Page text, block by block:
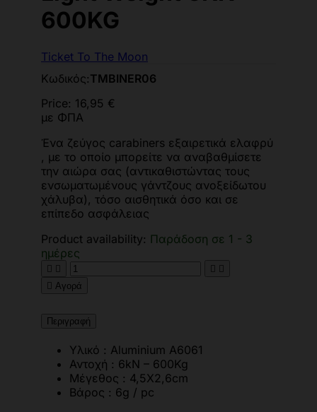
600KG
Ticket To The Moon
Κωδικός:TMBINER06
Price: 16,95 €
με ΦΠΑ
Ένα ζεύγος carabiners εξαιρετικά ελαφρύ
, με το οποίο μπορείτε να αναβαθμίσετε
την αιώρα σας (αντικαθιστώντας τους
ενσωματωμένους γάντζους ανοξείδωτου
χάλυβα), τόσο αισθητικά όσο και σε
επίπεδο ασφάλειας
Product availability: Παράδοση σε 1 - 3
ημέρες
   
 Αγορά
Περιγραφή
Υλικό : Aluminium A6061
Αντοχή : 6kN – 600Kg
Μέγεθος : 4,5Χ2,6cm
Βάρος : 6g / pc